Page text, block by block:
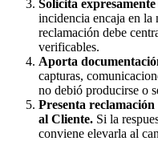
Solicita
incidencia encaja en la
reclamación debe
verificables.
Aporta
capturas,
no debió producirse o
Presenta
al Cliente. Si la
conviene elevarla al